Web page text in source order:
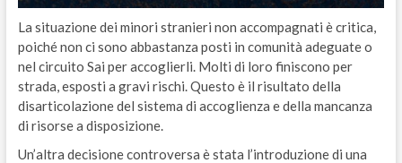
La situazione dei minori stranieri non accompagnati è critica,
poiché non ci sono abbastanza posti in comunità adeguate o
nel circuito Sai per accoglierli. Molti di loro finiscono per
strada, esposti a gravi rischi. Questo è il risultato della
disarticolazione del sistema di accoglienza e della mancanza
di risorse a disposizione.
Un’altra decisione controversa è stata l’introduzione di una